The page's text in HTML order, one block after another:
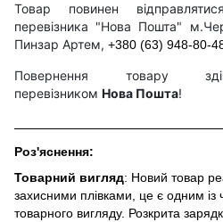
Товар повинен
перевізника "Нова Пошта"
Пинзар Артем, +380 (63) 948-80-
Повернення товару
перевізником Нова Пошта!
Роз'яснення:
Товарний вигляд: Новий товар
захисними плівками, це є одним із
товарного вигляду. Розкрита